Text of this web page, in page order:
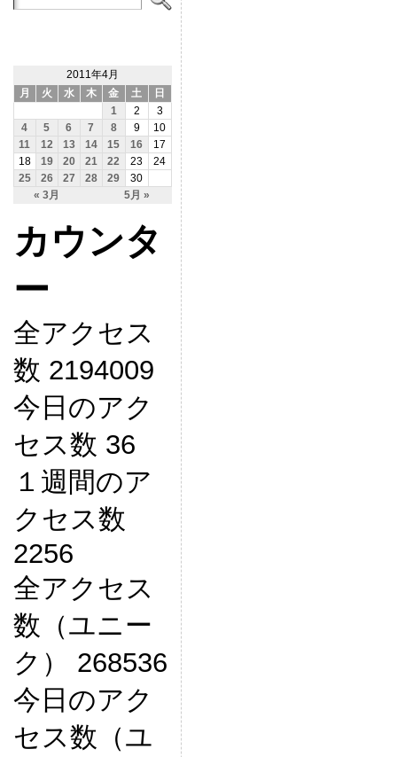
2011年4月
月
火 水 木 金 土 日
« 3月 5月 »
1 2
3
4
5 6 7 8 9
10
11
12 13 14 15 16
17
18
19 20 21 22 23
24
25
26 27 28 29 30
カウンタ
ー
全アクセス
数 2194009
今日のアク
セス数 36
１週間のア
クセス数
2256
全アクセス
数（ユニー
ク） 268536
今日のアク
セス数（ユ